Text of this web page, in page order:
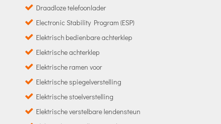
Draadloze telefoonlader
Electronic Stability Program (ESP)
Elektrisch bedienbare achterklep
Elektrische achterklep
Elektrische ramen voor
Elektrische spiegelverstelling
Elektrische stoelverstelling
Elektrische verstelbare lendensteun